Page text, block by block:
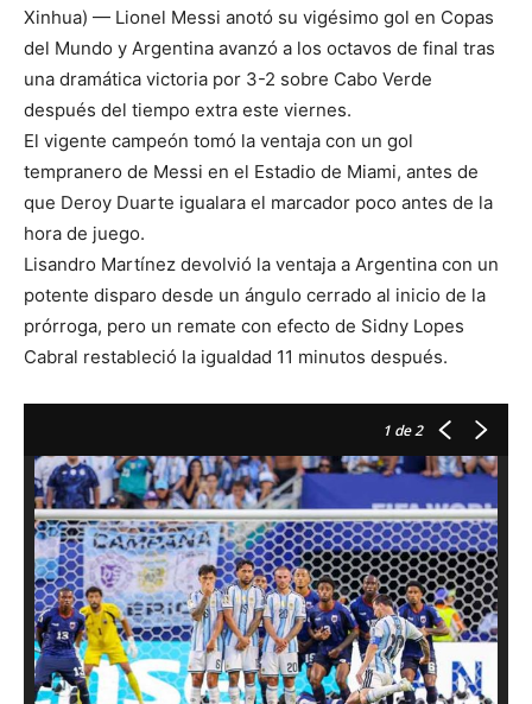
Xinhua) — Lionel Messi anotó su vigésimo gol en Copas
del Mundo y Argentina avanzó a los octavos de final tras
una dramática victoria por 3-2 sobre Cabo Verde
después del tiempo extra este viernes.
El vigente campeón tomó la ventaja con un gol
tempranero de Messi en el Estadio de Miami, antes de
que Deroy Duarte igualara el marcador poco antes de la
hora de juego.
Lisandro Martínez devolvió la ventaja a Argentina con un
potente disparo desde un ángulo cerrado al inicio de la
prórroga, pero un remate con efecto de Sidny Lopes
Cabral restableció la igualdad 11 minutos después.
1 de 2